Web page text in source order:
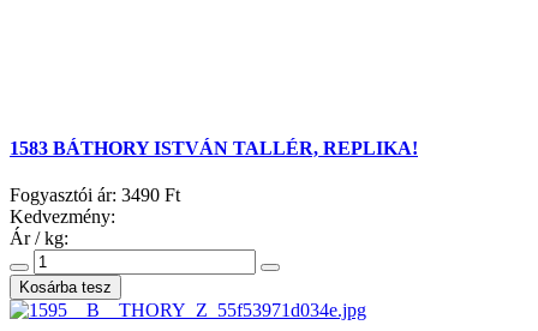
1583 BÁTHORY ISTVÁN TALLÉR, REPLIKA!
Fogyasztói ár: 3490 Ft
Kedvezmény:
Ár / kg: